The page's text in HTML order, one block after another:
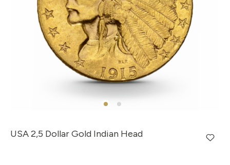
USA 2,5 Dollar Gold Indian Head